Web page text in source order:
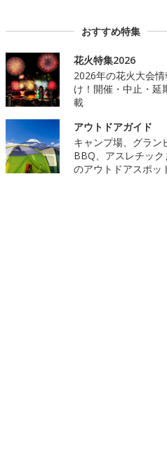
おすすめ特集
花火特集2026
2026年の花火大会
け！開催・中止・延
載
アウトドアガイド
キャンプ場、グラン
BBQ、アスレチック
のアウトドアスポッ